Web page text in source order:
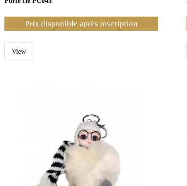
Prix disponible après inscription
View